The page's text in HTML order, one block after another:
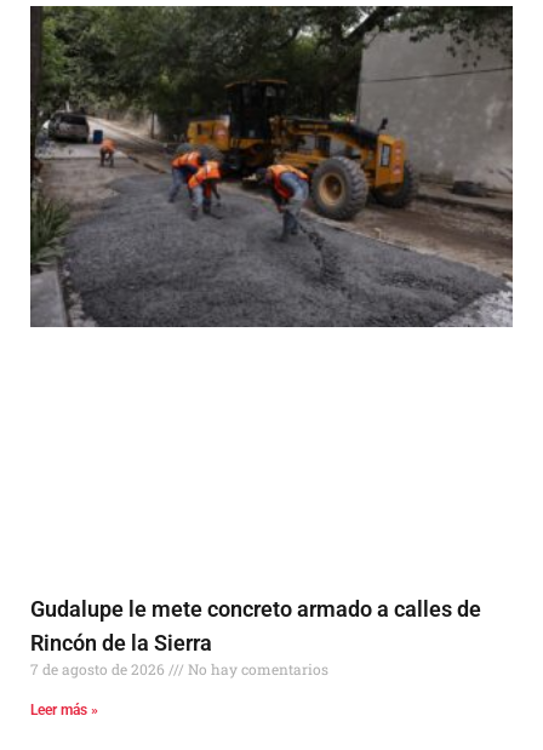
Gudalupe le mete concreto armado a calles de
Rincón de la Sierra
7 de agosto de 2026 No hay comentarios
Leer más »